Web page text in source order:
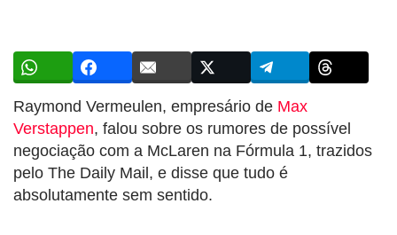
Raymond Vermeulen, empresário de Max
Verstappen, falou sobre os rumores de possível
negociação com a McLaren na Fórmula 1, trazidos
pelo The Daily Mail, e disse que tudo é
absolutamente sem sentido.